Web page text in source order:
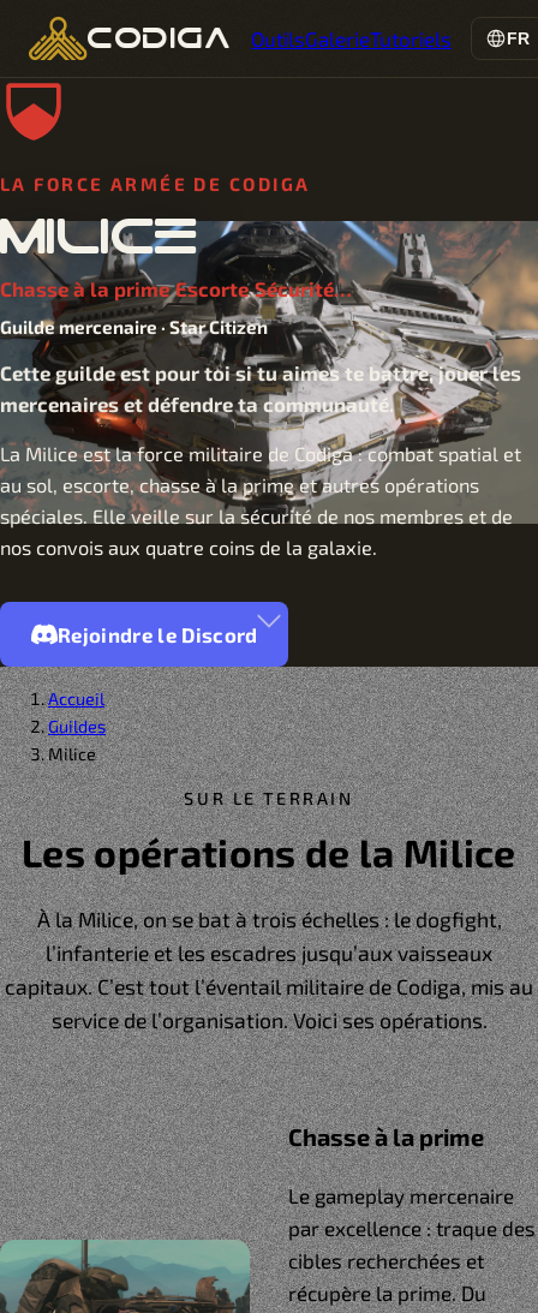
codiga OutilsGalerieTutoriels FR
LA FORCE ARMÉE DE CODIGA
milice
Chasse à la prime Escorte Sécurité…
Guilde mercenaire · Star Citizen
Cette guilde est pour toi si tu aimes te battre, jouer les
mercenaires et défendre ta communauté.
La Milice est la force militaire de Codiga : combat spatial et
au sol, escorte, chasse à la prime et autres opérations
spéciales. Elle veille sur la sécurité de nos membres et de
nos convois aux quatre coins de la galaxie.
Rejoindre le Discord
Accueil
Guildes
Milice
SUR LE TERRAIN
Les opérations de la Milice
À la Milice, on se bat à trois échelles : le dogfight,
l’infanterie et les escadres jusqu’aux vaisseaux
capitaux. C’est tout l’éventail militaire de Codiga, mis au
service de l’organisation. Voici ses opérations.
Chasse à la prime
Le gameplay mercenaire
par excellence : traque des
cibles recherchées et
récupère la prime. Du